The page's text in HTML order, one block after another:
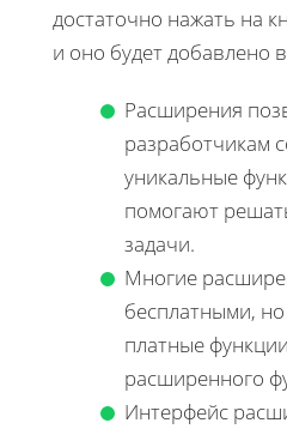
достаточно нажать на
и оно будет добавлено
Расширения
разработчикам
уникальные
помогают
задачи.
Многие
бесплатными, но
платные
расширенного
Интерфейс